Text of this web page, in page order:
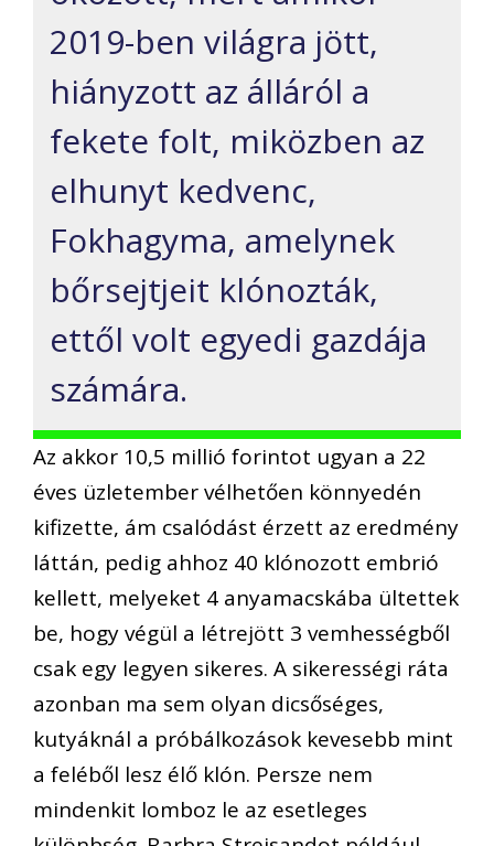
2019-ben világra jött,
hiányzott az álláról a
fekete folt, miközben az
elhunyt kedvenc,
Fokhagyma, amelynek
bőrsejtjeit klónozták,
ettől volt egyedi gazdája
számára.
Az akkor 10,5 millió forintot ugyan a 22
éves üzletember vélhetően könnyedén
kifizette, ám csalódást érzett az eredmény
láttán, pedig ahhoz 40 klónozott embrió
kellett, melyeket 4 anyamacskába ültettek
be, hogy végül a létrejött 3 vemhességből
csak egy legyen sikeres. A sikerességi ráta
azonban ma sem olyan dicsőséges,
kutyáknál a próbálkozások kevesebb mint
a feléből lesz élő klón. Persze nem
mindenkit lomboz le az esetleges